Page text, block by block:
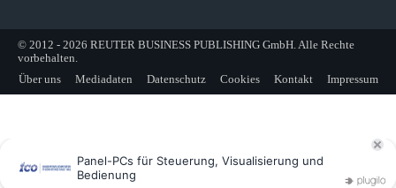
© 2012 - 2026 REUTER BUSINESS PUBLISHING GmbH. Alle Rechte
vorbehalten.
Über uns
Mediadaten Datenschutz Cookies Kontakt Impressum